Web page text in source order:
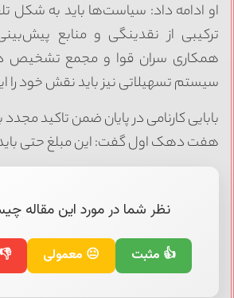
او ادامه داد: سیاست‌ها باید به شکل
ترکیبی از نقدینگی و منابع
همکاری سران قوا و مجمع تشخیص
سیستم تسهیلاتی نیز باید نقش خود را
بابایی کارنامی در پایان ضمن تاکید مجدد
هفت دهک اول گفت: این مبلغ حتی باید
نظر شما در مورد این مقاله
👍 مثبت 😐 معمولی